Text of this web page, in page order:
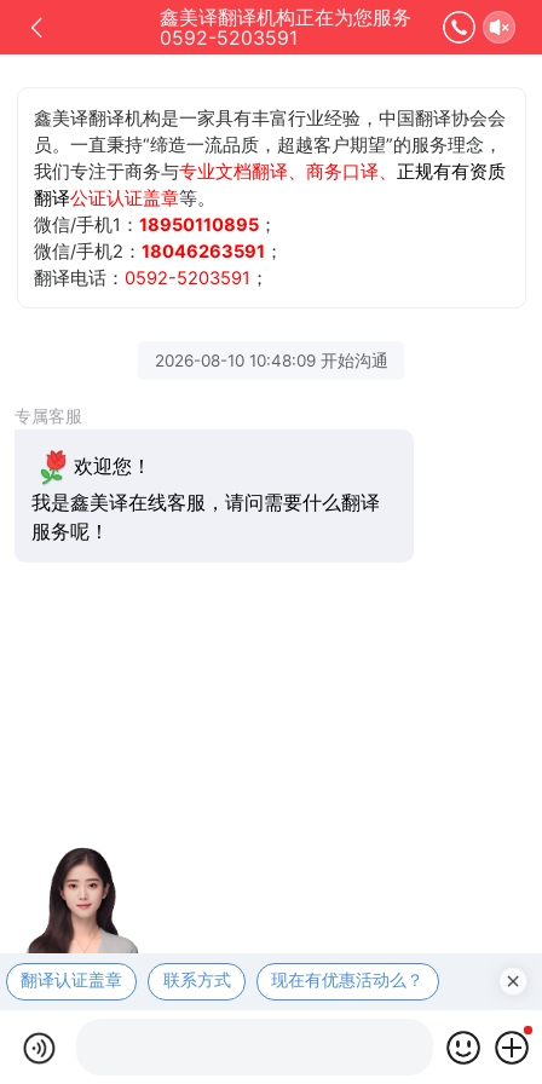
鑫美译翻译机构正在为您服务
0592-5203591
鑫美译翻译机构是一家具有丰富行业经验，中国翻译协会会
员。一直秉持“缔造一流品质，超越客户期望”的服务理念，
我们专注于商务与专业文档翻译、商务口译、 正规有有资质
翻译公证认证盖章等。
微信/手机1：18950110895 ；
微信/手机2：18046263591 ；
翻译电话：0592-5203591 ；
2026-08-10 10:48:09 开始沟通
专属客服
欢迎您！
我是鑫美译在线客服，请问需要什么翻译
服务呢！
翻译认证盖章 联系方式 现在有优惠活动么？